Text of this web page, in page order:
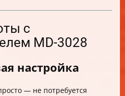
с
MD-3028
настройка
— не потребуется